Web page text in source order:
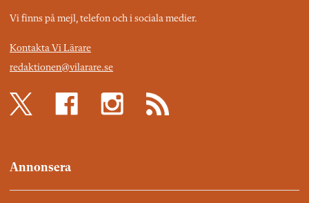
Vi finns på mejl, telefon och i sociala medier.
Kontakta Vi Lärare
redaktionen@vilarare.se
Annonsera